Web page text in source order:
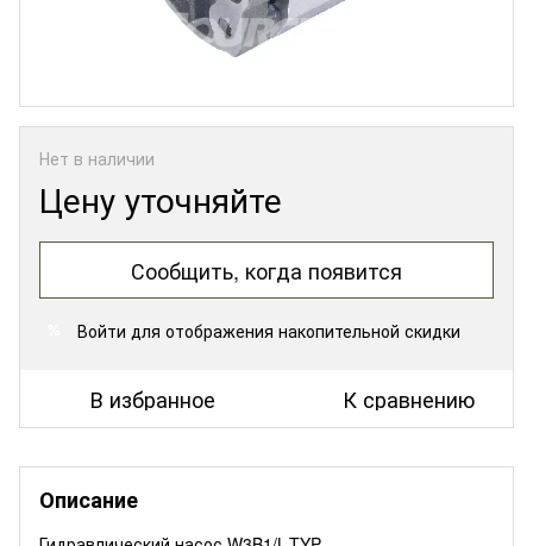
Нет в наличии
Цену уточняйте
Сообщить, когда появится
Войти для отображения накопительной скидки
В избранное К сравнению
Описание